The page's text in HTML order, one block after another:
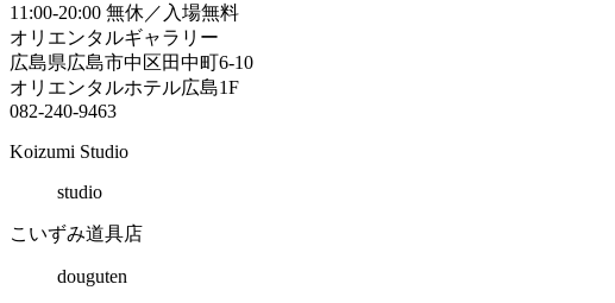
11:00-20:00 無休／入場無料
オリエンタルギャラリー
広島県広島市中区田中町6-10
オリエンタルホテル広島1F
082-240-9463
Koizumi Studio
studio
こいずみ道具店
douguten